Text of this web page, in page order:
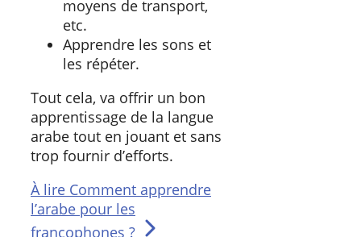
moyens de transport,
etc.
Apprendre les sons et
les répéter.
Tout cela, va offrir un bon
apprentissage de la langue
arabe tout en jouant et sans
trop fournir d’efforts.
À lire Comment apprendre
l’arabe pour les
francophones ?